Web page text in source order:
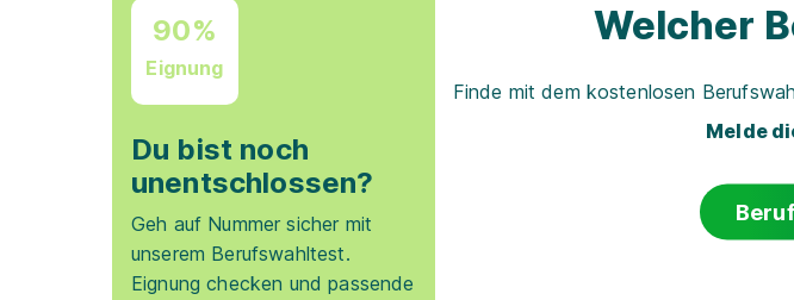
90%
Eignung
Du bist noch
unentschlossen?
Geh auf Nummer sicher mit
unserem Berufswahltest.
Eignung checken und passende
Welcher
Finde mit dem kostenlosen
Melde